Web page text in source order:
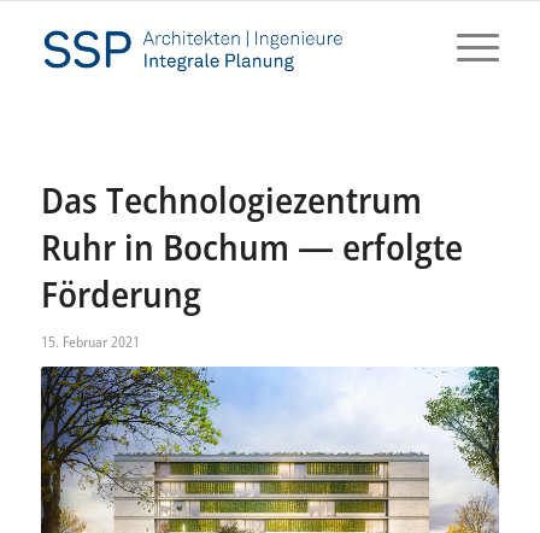
Das Technologiezentrum
Ruhr in Bochum — erfolgte
Förderung
15. Februar 2021